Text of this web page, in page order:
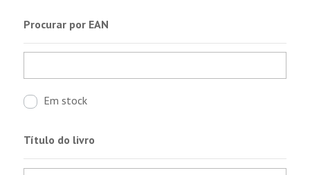
Procurar por EAN
Em stock
Título do livro